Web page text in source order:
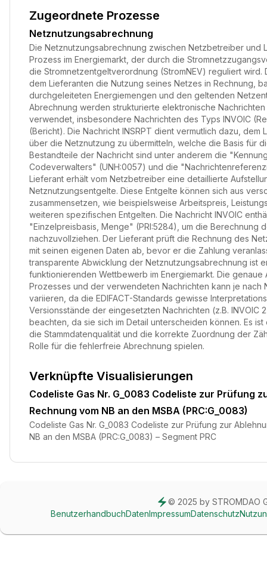
Zugeordnete Prozesse
Netznutzungsabrechnung
Die Netznutzungsabrechnung zwischen Netzbetreiber und
Prozess im Energiemarkt, der durch die
die Stromnetzentgeltverordnung (StromNEV) reguliert wird.
dem Lieferanten die Nutzung seines Netzes in Rechnung,
durchgeleiteten Energiemengen und den geltenden
Abrechnung werden strukturierte elektronische Nachrichten
verwendet, insbesondere Nachrichten des Typs INVOIC
(Bericht). Die Nachricht INSRPT dient vermutlich dazu, dem
über die Netznutzung zu übermitteln, welche die Basis für
Bestandteile der Nachricht sind unter anderem die
Codeverwalters" (UNH:0057) und die
Lieferant erhält vom Netzbetreiber eine detaillierte
Netznutzungsentgelte. Diese Entgelte können sich aus
zusammensetzen, wie beispielsweise Arbeitspreis,
weiteren spezifischen Entgelten. Die Nachricht INVOIC
"Einzelpreisbasis, Menge" (PRI:5284), um die Berechnung
nachzuvollziehen. Der Lieferant prüft die Rechnung des
mit seinen eigenen Daten ab, bevor er die Zahlung
transparente Abwicklung der Netznutzungsabrechnung ist
funktionierenden Wettbewerb im Energiemarkt. Die genaue
Prozesses und der verwendeten Nachrichten kann je nach
variieren, da die EDIFACT-Standards gewisse
Versionsstände der eingesetzten Nachrichten (z.B. INVOIC
beachten, da sie sich im Detail unterscheiden können. Es
die Stammdatenqualität und die korrekte Zuordnung der
Rolle für die fehlerfreie Abrechnung spielen.
Verknüpfte Visualisierungen
Codeliste Gas Nr. G_0083 Codeliste zur Prüfung
Rechnung vom NB an den MSBA (PRC:G_0083)
Codeliste Gas Nr. G_0083 Codeliste zur Prüfung zur
NB an den MSBA (PRC:G_0083) – Segment PRC
© 2025 by STROMDAO
BenutzerhandbuchDatenImpressumDatenschutz